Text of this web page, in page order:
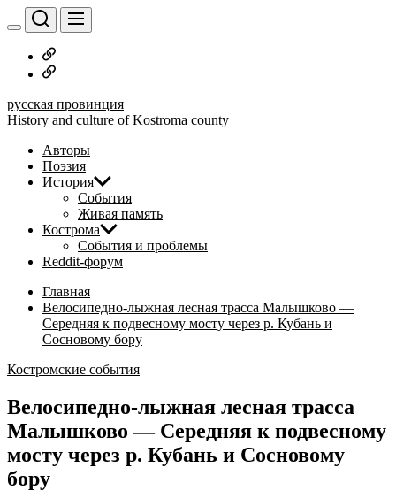
Перейти
к
содержимому
Русское
дворянство
Наши
русская провинция
History and culture of Kostroma county
Авторы
Поэзия
История
События
Живая память
Кострома
События и проблемы
Reddit-форум
Главная
Велосипедно-лыжная лесная трасса Малышково —
Середняя к подвесному мосту через р. Кубань и
Сосновому бору
Костромские события
Велосипедно-лыжная лесная трасса
Малышково — Середняя к подвесному
мосту через р. Кубань и Сосновому
бору